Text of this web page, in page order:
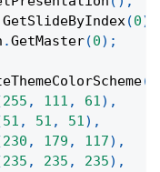
GetSlideByIndex(0)
.GetMaster(0) ;
(
255 , 111 , 61) ,
51 , 51 , 51) ,
230 , 179 , 117) ,
235 , 235 , 235) ,